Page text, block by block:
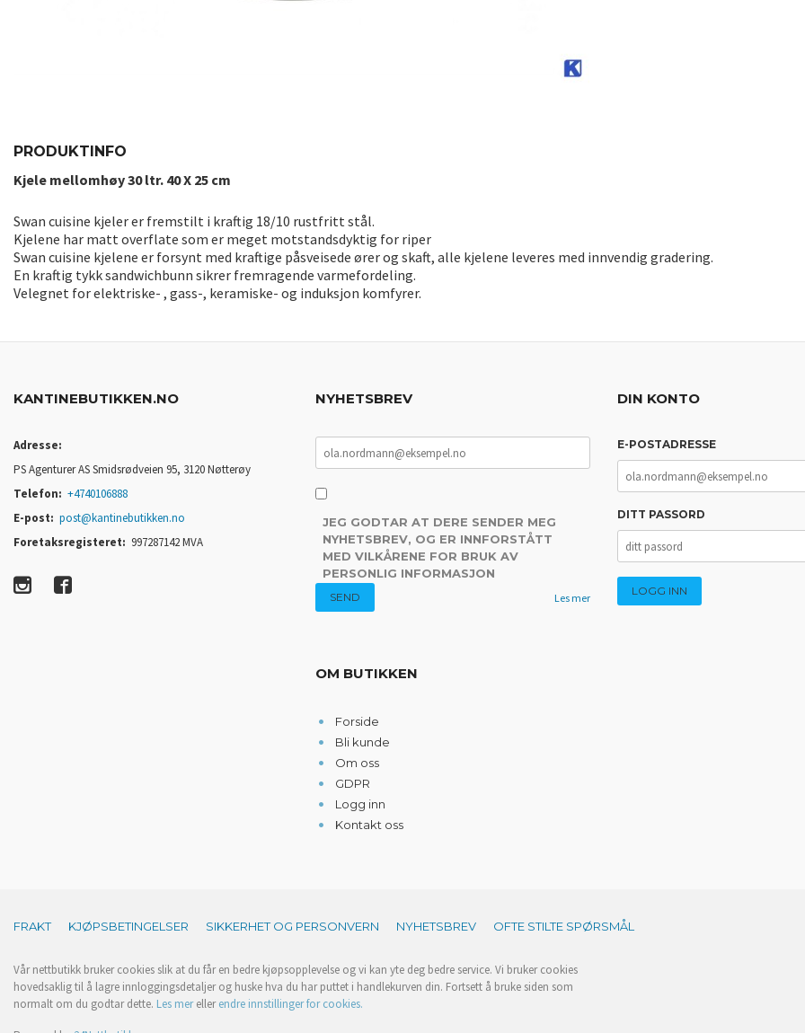
PRODUKTINFO
Kjele mellomhøy 30 ltr. 40 X 25 cm
Swan cuisine kjeler er fremstilt i kraftig 18/10 rustfritt stål.
Kjelene har matt overflate som er meget motstandsdyktig for riper
Swan cuisine kjelene er forsynt med kraftige påsveisede ører og skaft, alle kjelene leveres med innvendig gradering.
En kraftig tykk sandwichbunn sikrer fremragende varmefordeling.
Velegnet for elektriske- , gass-, keramiske- og induksjon komfyrer.
KANTINEBUTIKKEN.NO
Adresse:
PS Agenturer AS Smidsrødveien 95, 3120 Nøtterøy
Telefon: +4740106888
E-post: post@kantinebutikken.no
Foretaksregisteret: 997287142 MVA
NYHETSBREV
JEG GODTAR AT DERE SENDER MEG
NYHETSBREV, OG ER INNFORSTÅTT
MED VILKÅRENE FOR BRUK AV
PERSONLIG INFORMASJON
Les mer
OM BUTIKKEN
Forside
Bli kunde
Om oss
GDPR
Logg inn
Kontakt oss
DIN KONTO
E-POSTADRESSE
DITT PASSORD
FRAKT KJØPSBETINGELSER SIKKERHET OG PERSONVERN NYHETSBREV OFTE STILTE SPØRSMÅL
Vår nettbutikk bruker cookies slik at du får en bedre kjøpsopplevelse og vi kan yte deg bedre service. Vi bruker cookies
hovedsaklig til å lagre innloggingsdetaljer og huske hva du har puttet i handlekurven din. Fortsett å bruke siden som
normalt om du godtar dette. Les merellerendre innstillinger for cookies.